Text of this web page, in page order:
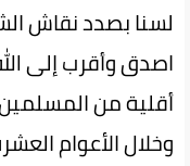
لسنا بصدد نقاش
اصدق وأقرب إلى
وخلال الأعوام